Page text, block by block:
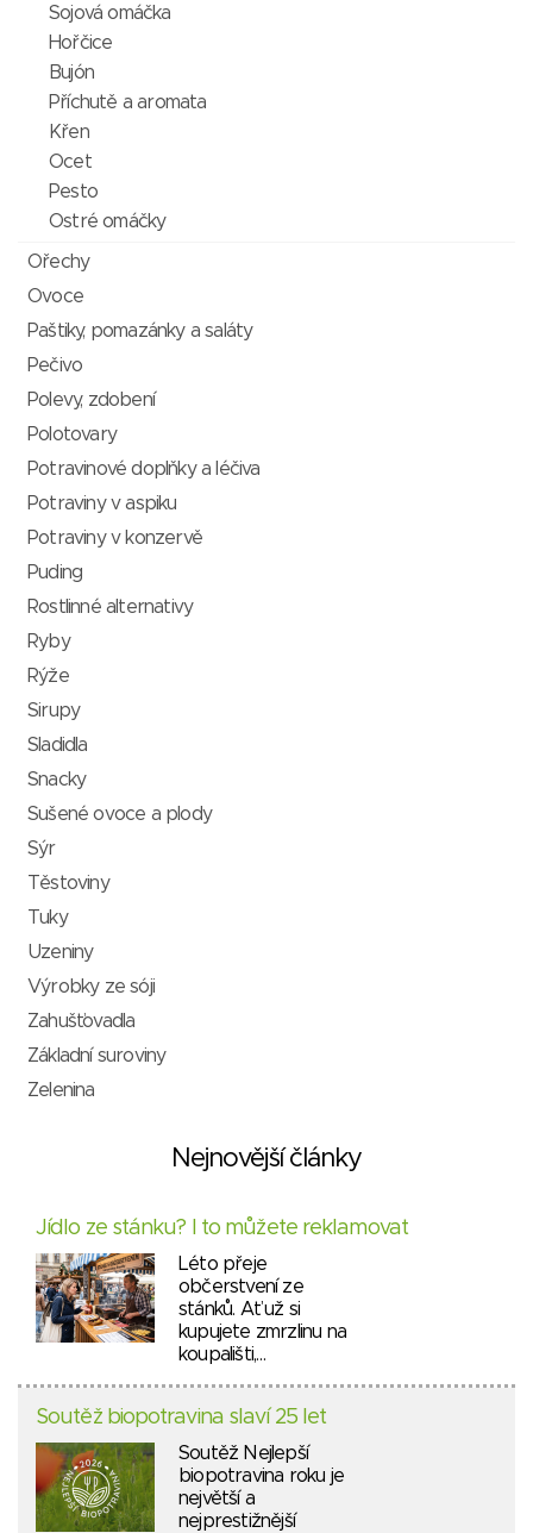
Sojová omáčka
Hořčice
Bujón
Příchutě a aromata
Křen
Ocet
Pesto
Ostré omáčky
Ořechy
Ovoce
Paštiky, pomazánky a saláty
Pečivo
Polevy, zdobení
Polotovary
Potravinové doplňky a léčiva
Potraviny v aspiku
Potraviny v konzervě
Puding
Rostlinné alternativy
Ryby
Rýže
Sirupy
Sladidla
Snacky
Sušené ovoce a plody
Sýr
Těstoviny
Tuky
Uzeniny
Výrobky ze sóji
Zahušťovadla
Základní suroviny
Zelenina
Nejnovější články
Jídlo ze stánku? I to můžete reklamovat
Léto přeje
občerstvení ze
stánků. Ať už si
kupujete zmrzlinu na
koupališti,…
Soutěž biopotravina slaví 25 let
Soutěž Nejlepší
biopotravina roku je
největší a
nejprestižnější